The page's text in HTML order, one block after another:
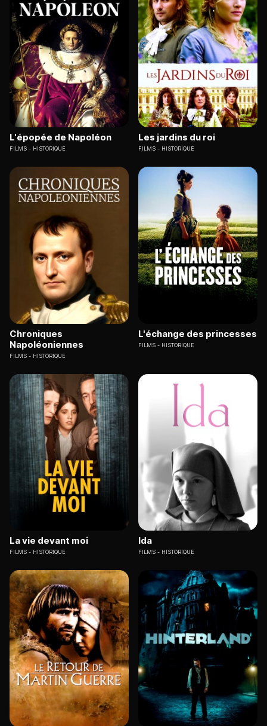
L'épopée de Napoléon
FILMS HISTORIQUE
Les jardins du roi
FILMS HISTORIQUE
Chroniques
Napoléoniennes
FILMS HISTORIQUE
L'échange des princesses
FILMS HISTORIQUE
La vie devant moi
FILMS HISTORIQUE
Ida
FILMS HISTORIQUE